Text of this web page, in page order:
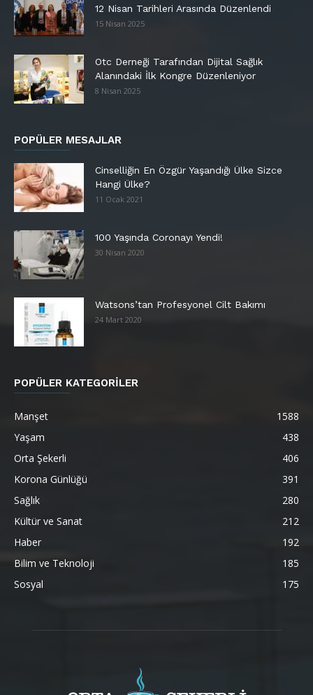
12 Nisan Tarihleri Arasında Düzenlendi
15 Nisan 2025
Otc Derneği Tarafından Dijital Sağlık
Alanındaki İlk Kongre Düzenleniyor
8 Nisan 2025
POPÜLER MESAJLAR
Cinselliğin En Özgür Yaşandığı Ülke Sizce
Hangi Ülke?
11 Ocak 2021
100 Yaşında Coronayı Yendi!
30 Nisan 2020
Watsons’tan Profesyonel Cilt Bakımı
24 Mart 2020
POPÜLER KATEGORİLER
Manşet
1588
Yaşam
438
Orta Şekerli
406
Korona Günlüğü
391
Sağlık
280
Kültür ve Sanat
212
Haber
192
Bilim ve Teknoloji
185
Sosyal
175